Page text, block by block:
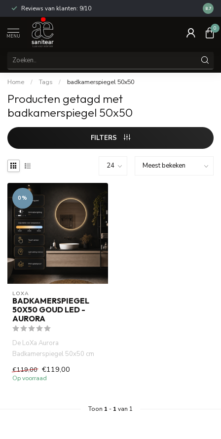
Reviews van klanten: 9/10 14
8.7
MENU
0
Home / Tags / badkamerspiegel 50x50
Producten getagd met
badkamerspiegel 50x50
FILTERS
0%
LOXA
BADKAMERSPIEGEL
50X50 GOUD LED -
AURORA
De LoXa Aurora
Badkamerspiegel 50x50 cm
bewijst dat een compact
formaat en een l...
€119,00 €119,00
Op voorraad
Toon 1 - 1 van 1